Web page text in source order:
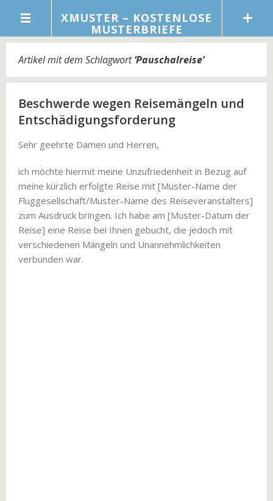
XMUSTER – KOSTENLOSE
MUSTERBRIEFE
Artikel mit dem Schlagwort‘Pauschalreise’
Beschwerde wegen Reisemängeln und
Entschädigungsforderung
Sehr geehrte Damen und Herren,
ich möchte hiermit meine Unzufriedenheit in Bezug auf
meine kürzlich erfolgte Reise mit [Muster-Name der
Fluggesellschaft/Muster-Name des Reiseveranstalters]
zum Ausdruck bringen. Ich habe am [Muster-Datum der
Reise] eine Reise bei Ihnen gebucht, die jedoch mit
verschiedenen Mängeln und Unannehmlichkeiten
verbunden war.